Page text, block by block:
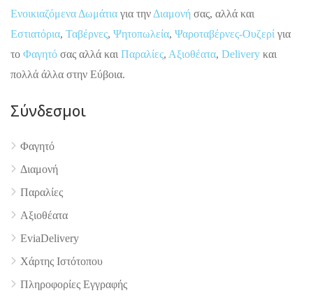
Ενοικιαζόμενα Δωμάτια για την Διαμονή σας, αλλά και
Εστιατόρια, Ταβέρνες, Ψητοπωλεία, Ψαροταβέρνες-Ουζερί για
το Φαγητό σας αλλά και Παραλίες, Αξιοθέατα, Delivery και
πολλά άλλα στην Εύβοια.
Σύνδεσμοι
Φαγητό
Διαμονή
Παραλίες
Αξιοθέατα
EviaDelivery
Χάρτης Ιστότοπου
Πληροφορίες Εγγραφής